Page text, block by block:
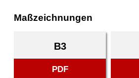
Maßzeichnungen
B3
PDF